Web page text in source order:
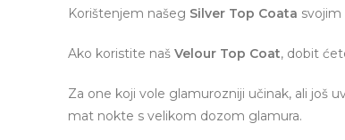
Korištenjem našeg Silver Top Coata svojim
Ako koristite naš Velour Top Coat, dobit
Za one koji vole glamurozniji učinak, ali još
mat nokte s velikom dozom glamura.